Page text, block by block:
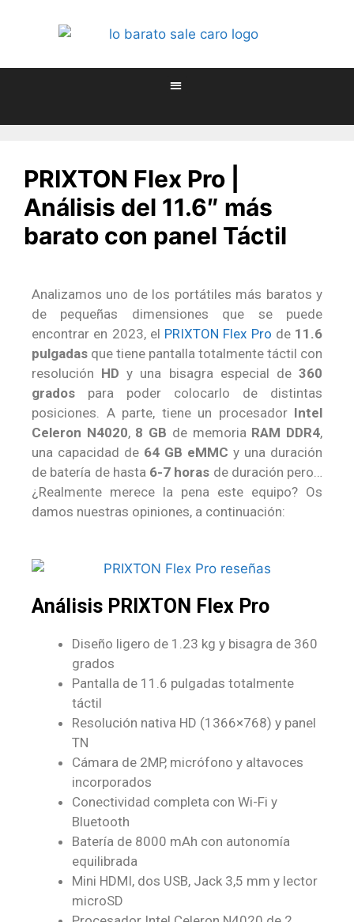
PRIXTON Flex Pro |
Análisis del 11.6″ más
barato con panel Táctil
Analizamos uno de los portátiles más baratos y
de pequeñas dimensiones que se puede
encontrar en 2023, el PRIXTON Flex Pro de11.6
pulgadas que tiene pantalla totalmente táctil con
resolución HD y una bisagra especial de360
grados para poder colocarlo de distintas
posiciones. A parte, tiene un procesador Intel
Celeron N4020, 8 GB de memoria RAM DDR4,
una capacidad de 64 GB eMMC y una duración
de batería de hasta6-7 horas de duración pero…
¿Realmente merece la pena este equipo? Os
damos nuestras opiniones, a continuación:
Análisis PRIXTON Flex Pro
Diseño ligero de 1.23 kg y bisagra de 360
grados
Pantalla de 11.6 pulgadas totalmente
táctil
Resolución nativa HD (1366×768) y panel
TN
Cámara de 2MP, micrófono y altavoces
incorporados
Conectividad completa con Wi-Fi y
Bluetooth
Batería de 8000 mAh con autonomía
equilibrada
Mini HDMI, dos USB, Jack 3,5 mm y lector
microSD